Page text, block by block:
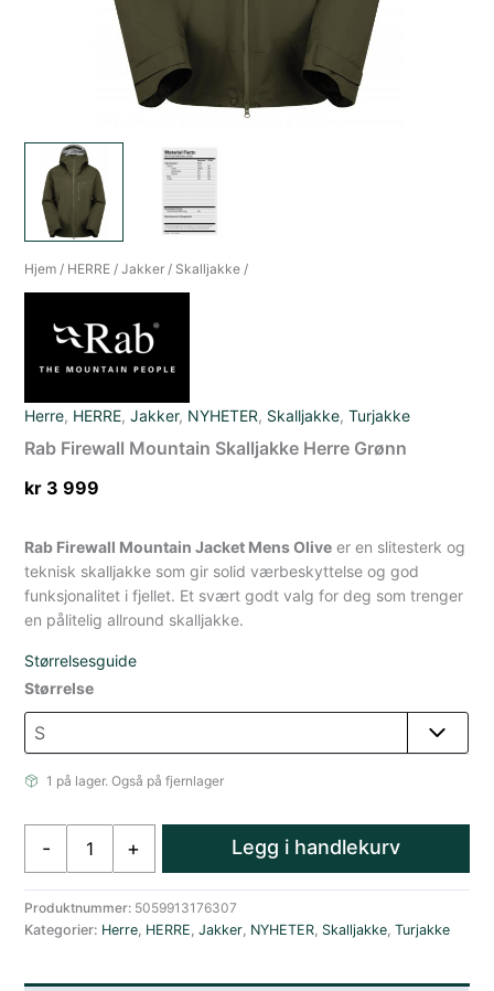
Hjem / HERRE /Jakker / Skalljakke /
Herre, HERRE,Jakker, NYHETER, Skalljakke,Turjakke
Rab Firewall Mountain Skalljakke Herre Grønn
kr 3 999
Rab Firewall Mountain Jacket Mens Olive er en slitesterk og
teknisk skalljakke som gir solid værbeskyttelse og god
funksjonalitet i fjellet. Et svært godt valg for deg som trenger
en pålitelig allround skalljakke.
Størrelsesguide
Størrelse
1 på lager. Også på fjernlager
-
Skalljakke
Herre
antall
+ Legg i handlekurv
Produktnummer: 5059913176307
Kategorier: Herre, HERRE,Jakker, NYHETER, Skalljakke,Turjakke